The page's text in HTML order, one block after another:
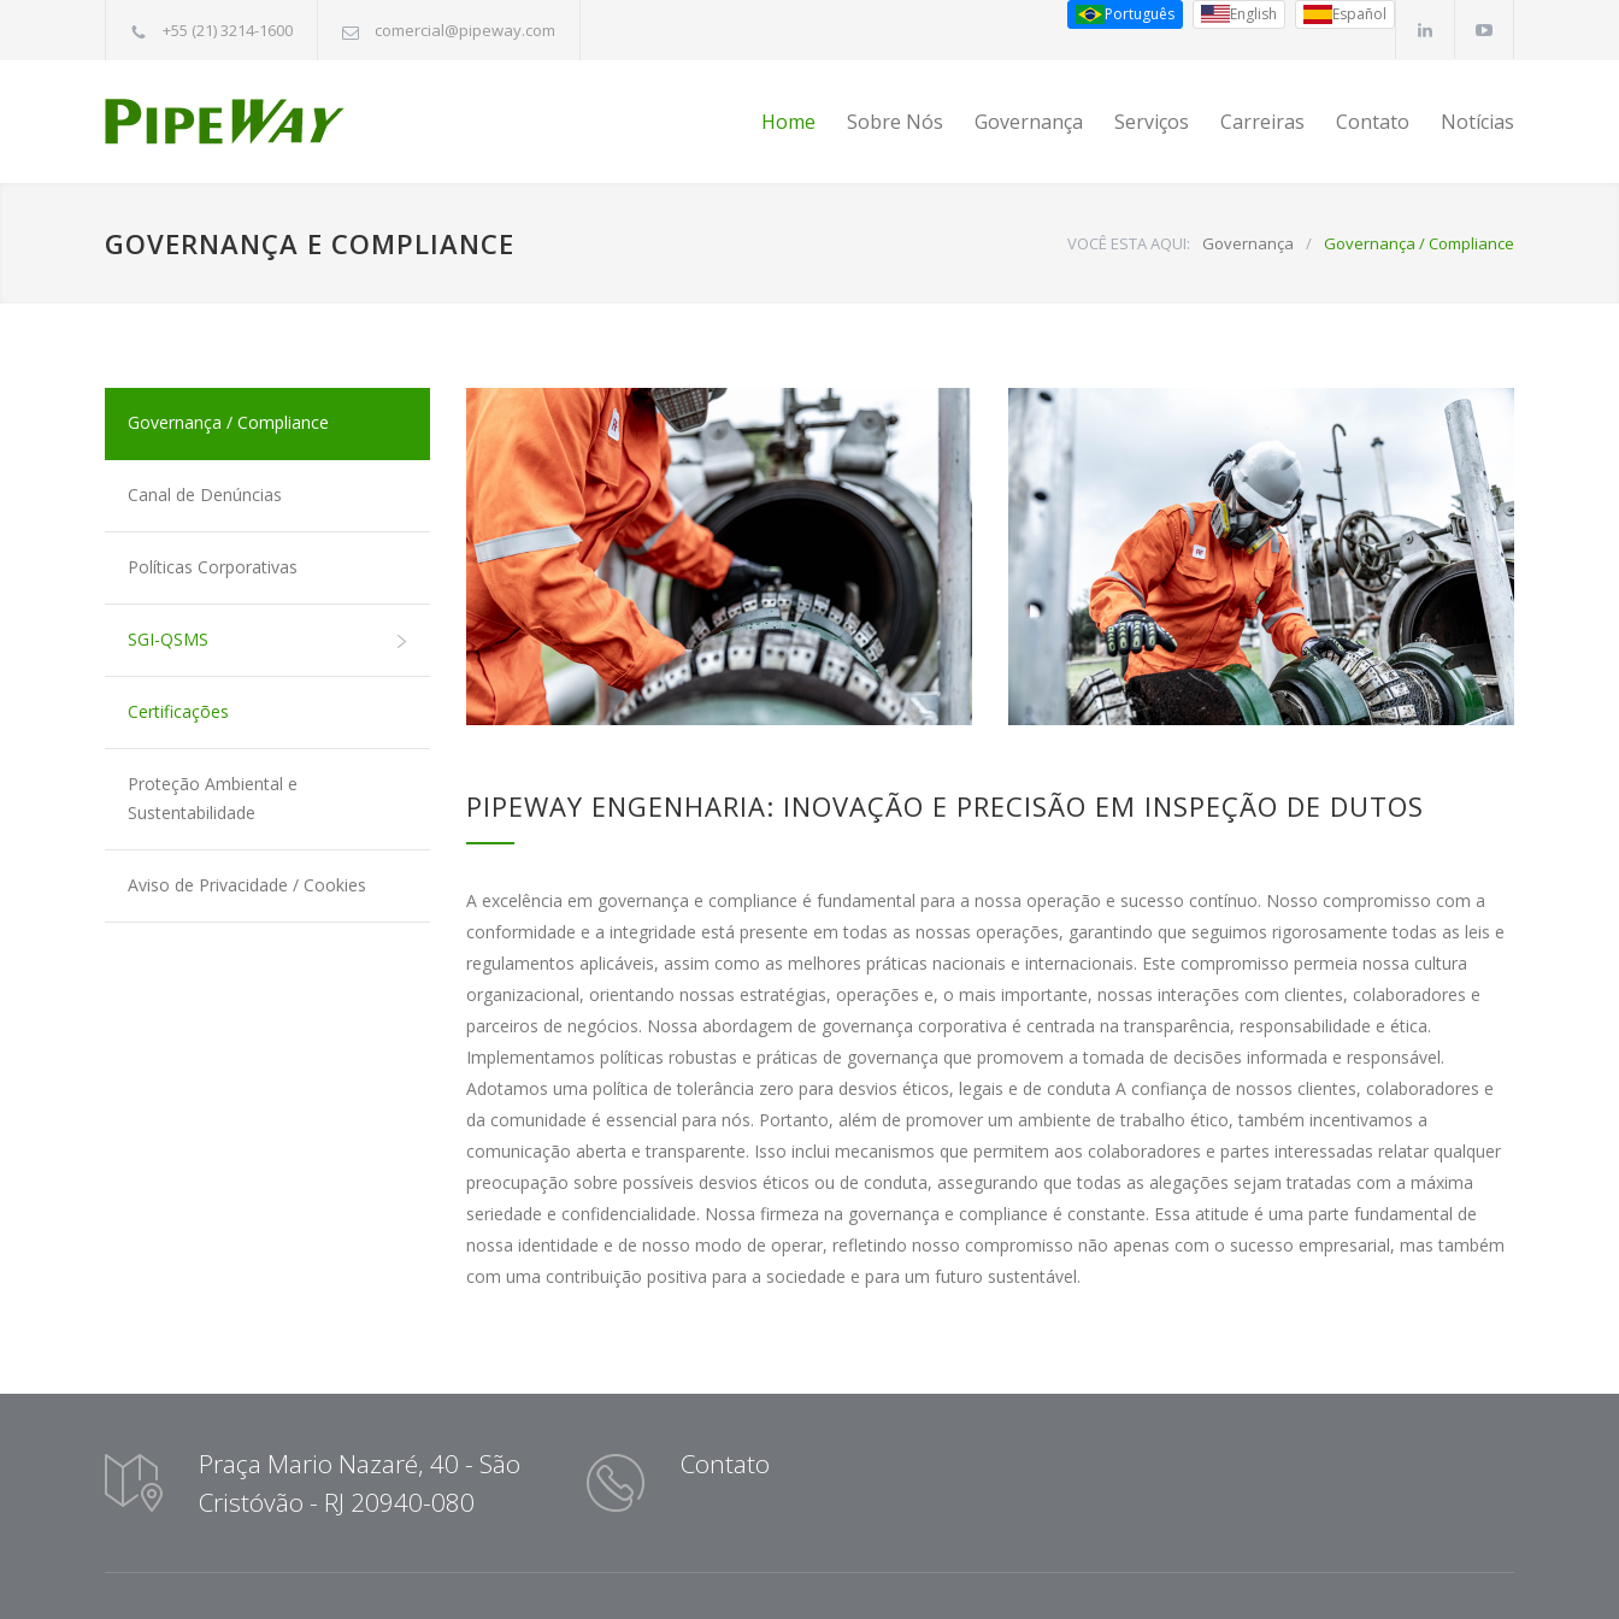
+55 (21) 3214-1600 comercial@pipeway.com
Português English Español
Home Sobre Nós Governança Serviços Carreiras Contato Notícias
GOVERNANÇA E COMPLIANCE VOCÊ ESTA AQUI: Governança / Governança / Compliance
Governança / Compliance
Canal de Denúncias
Políticas Corporativas
SGI-QSMS
Certificações
Proteção Ambiental e
Sustentabilidade
Aviso de Privacidade / Cookies
PIPEWAY ENGENHARIA: INOVAÇÃO E PRECISÃO EM INSPEÇÃO DE DUTOS
A excelência em governança e compliance é fundamental para a nossa operação e sucesso contínuo. Nosso compromisso com a
conformidade e a integridade está presente em todas as nossas operações, garantindo que seguimos rigorosamente todas as leis e
regulamentos aplicáveis, assim como as melhores práticas nacionais e internacionais. Este compromisso permeia nossa cultura
organizacional, orientando nossas estratégias, operações e, o mais importante, nossas interações com clientes, colaboradores e
parceiros de negócios. Nossa abordagem de governança corporativa é centrada na transparência, responsabilidade e ética.
Implementamos políticas robustas e práticas de governança que promovem a tomada de decisões informada e responsável.
Adotamos uma política de tolerância zero para desvios éticos, legais e de conduta A confiança de nossos clientes, colaboradores e
da comunidade é essencial para nós. Portanto, além de promover um ambiente de trabalho ético, também incentivamos a
comunicação aberta e transparente. Isso inclui mecanismos que permitem aos colaboradores e partes interessadas relatar qualquer
preocupação sobre possíveis desvios éticos ou de conduta, assegurando que todas as alegações sejam tratadas com a máxima
seriedade e confidencialidade. Nossa firmeza na governança e compliance é constante. Essa atitude é uma parte fundamental de
nossa identidade e de nosso modo de operar, refletindo nosso compromisso não apenas com o sucesso empresarial, mas também
com uma contribuição positiva para a sociedade e para um futuro sustentável.
Praça Mario Nazaré, 40 - São
Cristóvão - RJ 20940-080
Contato